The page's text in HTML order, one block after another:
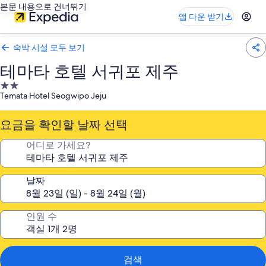
본문 내용으로 건너뛰기
앱 다운 받기
숙박 시설 모두 보기
테마타 호텔 서귀포 제주
2.0
성
급
숙
박
설
Temata Hotel Seogwipo Jeju
요금을 확인할 날짜 선택
어디로 가세요?
날짜
인원 수
검색